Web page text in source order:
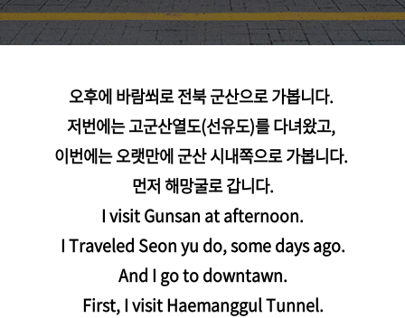
오후에 바람쐬로 전북 군산으로 가봅니다.
저번에는 고군산열도(선유도)를 다녀왔고,
이번에는 오랫만에 군산 시내쪽으로 가봅니다.
먼저 해망굴로 갑니다.
I visit Gunsan at afternoon.
I Traveled Seon yu do, some days ago.
And I go to downtawn.
First, I visit Haemanggul Tunnel.